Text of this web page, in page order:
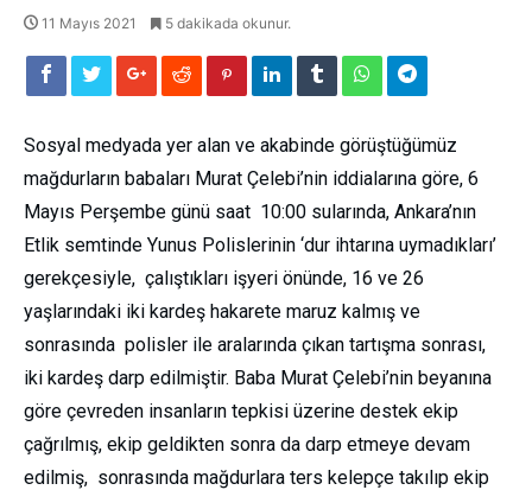
11 Mayıs 2021 5 dakikada okunur.
Sosyal medyada yer alan ve akabinde görüştüğümüz
mağdurların babaları Murat Çelebi’nin iddialarına göre, 6
Mayıs Perşembe günü saat 10:00 sularında, Ankara’nın
Etlik semtinde Yunus Polislerinin ‘dur ihtarına uymadıkları’
gerekçesiyle, çalıştıkları işyeri önünde, 16 ve 26
yaşlarındaki iki kardeş hakarete maruz kalmış ve
sonrasında polisler ile aralarında çıkan tartışma sonrası,
iki kardeş darp edilmiştir. Baba Murat Çelebi’nin beyanına
göre çevreden insanların tepkisi üzerine destek ekip
çağrılmış, ekip geldikten sonra da darp etmeye devam
edilmiş, sonrasında mağdurlara ters kelepçe takılıp ekip